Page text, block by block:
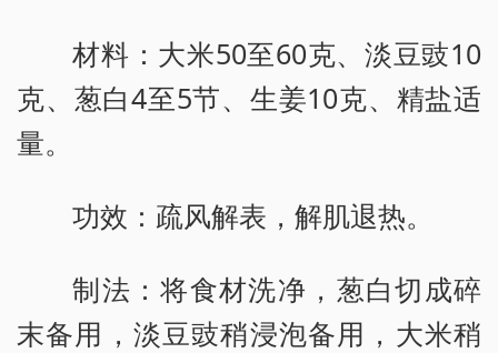
材料：大米50至60克、淡豆豉10
克、葱白4至5节、生姜10克、精盐适
量。
功效：疏风解表，解肌退热。
制法：将食材洗净，葱白切成碎
末备用，淡豆豉稍浸泡备用，大米稍